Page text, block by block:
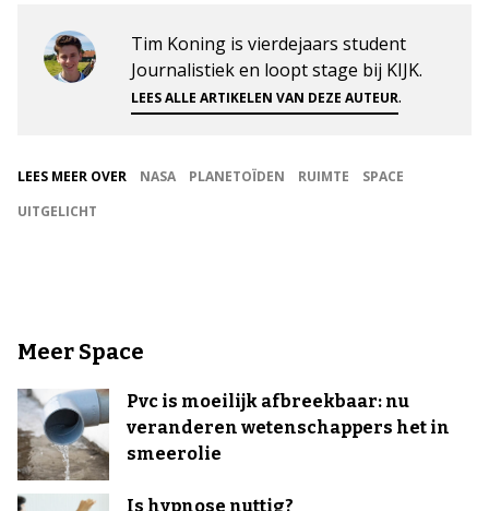
Tim Koning is vierdejaars student
Journalistiek en loopt stage bij KIJK.
LEES ALLE ARTIKELEN VAN DEZE AUTEUR.
LEES MEER OVER NASA PLANETOÏDEN RUIMTE
SPACE
UITGELICHT
Meer Space
Pvc is moeilijk afbreekbaar: nu
veranderen wetenschappers het in
smeerolie
Is hypnose nuttig?